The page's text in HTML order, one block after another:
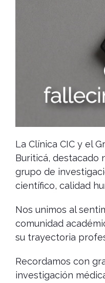
La Clínica CIC y el
Buriticá, destacado
grupo de
científico, calidad
Nos unimos al
comunidad
su trayectoria
Recordamos con
investigación